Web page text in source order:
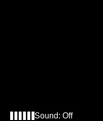
Sound: Off